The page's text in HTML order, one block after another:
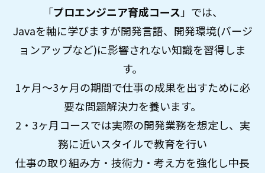
「プロエンジニア育成コース」では、
Javaを軸に学びますが開発言語、開発環境(バージ
ョンアップなど)に影響されない知識を習得しま
す。
1ヶ月～3ヶ月の期間で仕事の成果を出すために必
要な問題解決力を養います。
2・3ヶ月コースでは実際の開発業務を想定し、実
務に近いスタイルで教育を行い
仕事の取り組み方・技術力・考え方を強化し中長